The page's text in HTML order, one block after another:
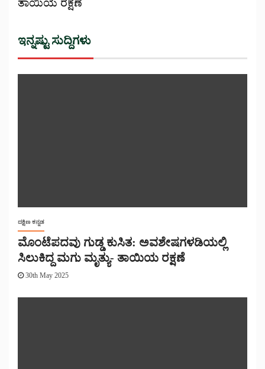
ತಾಯಿಯ ರಕ್ಷಣೆ
ಇನ್ನಷ್ಟು ಸುದ್ದಿಗಳು
ದಕ್ಷಿಣ ಕನ್ನಡ
ಮೊಂಟೆಪದವು ಗುಡ್ಡ ಕುಸಿತ: ಅವಶೇಷಗಳಡಿಯಲ್ಲಿ
ಸಿಲುಕಿದ್ದ ಮಗು ಮೃತ್ಯು- ತಾಯಿಯ ರಕ್ಷಣೆ
30th May 2025